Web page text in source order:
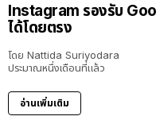
Instagram รองรับ
ได้โดยตรง
โดย Nattida Suriyodara
ประมาณหนึ่งเดือนที่แล้ว
อ่านเพิ่มเติม